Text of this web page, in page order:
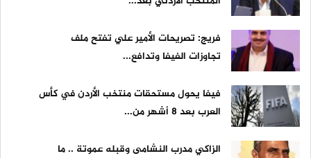
فريج: تصريحات الأمير علي تفتح ملف
تجاوزات الفيفا وتدافع...
فيفا يحول مستحقات منتخب الأردن في كأس
العرب بعد 8 أشهر من...
الزاكي مدرب النشامى وقبله عموتة .. ما